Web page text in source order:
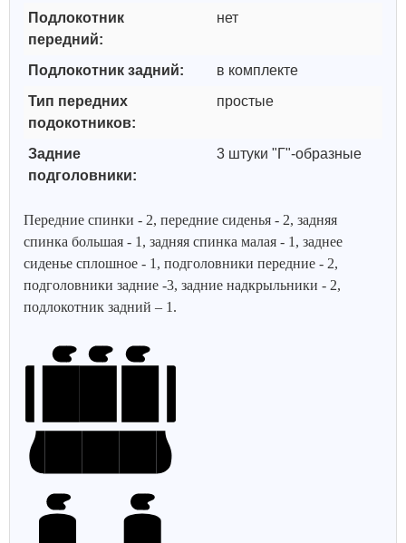
Подлокотник
передний:
нет
Подлокотник задний:
в комплекте
Тип передних
подокотников:
простые
Задние
подголовники:
3 штуки "Г"-образные
Передние спинки - 2, передние сиденья - 2, задняя
спинка большая - 1, задняя спинка малая - 1, заднее
сиденье сплошное - 1, подголовники передние - 2,
подголовники задние -3, задние надкрыльники - 2,
подлокотник задний – 1.